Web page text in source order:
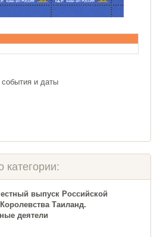
события и даты
категории:
выпуск Российской
Таиланд.
деятели